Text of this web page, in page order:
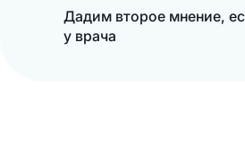
Дадим второе мнение,
у врача